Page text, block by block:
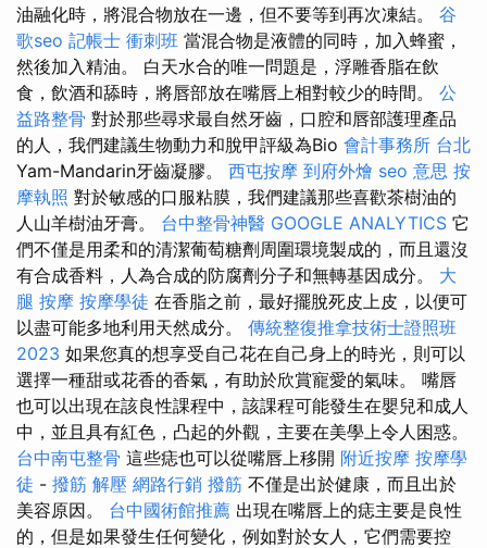
油融化時，將混合物放在一邊，但不要等到再次凍結。 谷
歌seo 記帳士 衝刺班 當混合物是液體的同時，加入蜂蜜，
然後加入精油。 白天水合的唯一問題是，浮雕香脂在飲
食，飲酒和舔時，將唇部放在嘴唇上相對較少的時間。 公
益路整骨 對於那些尋求最自然牙齒，口腔和唇部護理產品
的人，我們建議生物動力和脫甲評級為Bio 會計事務所 台北
Yam-Mandarin牙齒凝膠。 西屯按摩 到府外燴 seo 意思 按
摩執照 對於敏感的口服粘膜，我們建議那些喜歡茶樹油的
人山羊樹油牙膏。 台中整骨神醫 GOOGLE ANALYTICS 它
們不僅是用柔和的清潔葡萄糖劑周圍環境製成的，而且還沒
有合成香料，人為合成的防腐劑分子和無轉基因成分。 大
腿 按摩 按摩學徒 在香脂之前，最好擺脫死皮上皮，以便可
以盡可能多地利用天然成分。 傳統整復推拿技術士證照班
2023 如果您真的想享受自己花在自己身上的時光，則可以
選擇一種甜或花香的香氣，有助於欣賞寵愛的氣味。 嘴唇
也可以出現在該良性課程中，該課程可能發生在嬰兒和成人
中，並且具有紅色，凸起的外觀，主要在美學上令人困惑。
台中南屯整骨 這些痣也可以從嘴唇上移開 附近按摩 按摩學
徒 - 撥筋 解壓 網路行銷 撥筋 不僅是出於健康，而且出於
美容原因。 台中國術館推薦 出現在嘴唇上的痣主要是良性
的，但是如果發生任何變化，例如對於女人，它們需要控